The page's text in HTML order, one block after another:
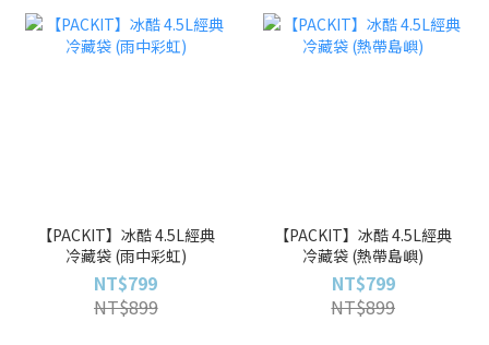
【PACKIT】冰酷 4.5L經典
冷藏袋 (雨中彩虹)
NT$799
NT$899
【PACKIT】冰酷 4.5L經典
冷藏袋 (熱帶島嶼)
NT$799
NT$899